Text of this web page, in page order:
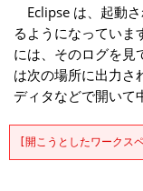
Eclipse は、起動
るようになっていま
には、そのログを見
は次の場所に出力さ
ディタなどで開いて
[開こうとしたワーク